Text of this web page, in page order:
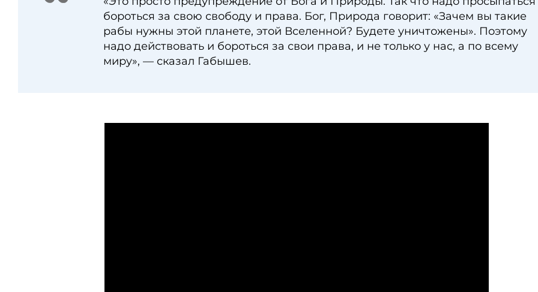
бороться за свою свободу и права. Бог, Природа говорит: «Зачем вы такие
рабы нужны этой планете, этой Вселенной? Будете уничтожены». Поэтому
надо действовать и бороться за свои права, и не только у нас, а по всему
миру», — сказал Габышев.